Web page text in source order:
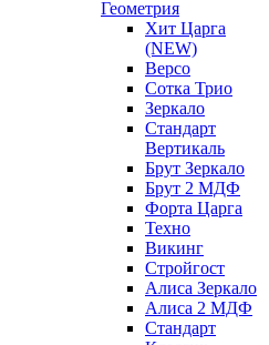
Геометрия
Хит Царга
(NEW)
Версо
Сотка Трио
Зеркало
Стандарт
Вертикаль
Брут Зеркало
Брут 2 МДФ
Форта Царга
Техно
Викинг
Стройгост
Алиса Зеркало
Алиса 2 МДФ
Стандарт